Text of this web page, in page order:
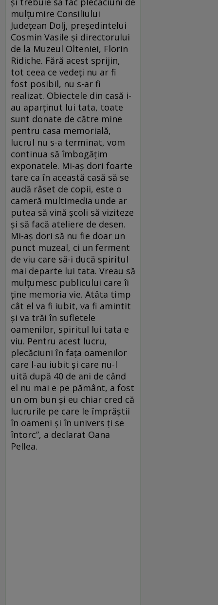
mulțumire Consiliului
Județean Dolj, președintelui
Cosmin Vasile și directorului
de la Muzeul Olteniei, Florin
Ridiche. Fără acest sprijin,
tot ceea ce vedeți nu ar fi
fost posibil, nu s-ar fi
realizat. Obiectele din casă i-
au aparținut lui tata, toate
sunt donate de către mine
pentru casa memorială,
lucrul nu s-a terminat, vom
continua să îmbogățim
exponatele. Mi-aș dori foarte
tare ca în această casă să se
audă râset de copii, este o
cameră multimedia unde ar
putea să vină școli să viziteze
și să facă ateliere de desen.
Mi-aș dori să nu fie doar un
punct muzeal, ci un ferment
de viu care să-i ducă spiritul
mai departe lui tata. Vreau să
mulțumesc publicului care îi
ține memoria vie. Atâta timp
cât el va fi iubit, va fi amintit
și va trăi în sufletele
oamenilor, spiritul lui tata e
viu. Pentru acest lucru,
plecăciuni în fața oamenilor
care l-au iubit și care nu-l
uită după 40 de ani de când
el nu mai e pe pământ, a fost
un om bun și eu chiar cred că
lucrurile pe care le împrăștii
în oameni și în univers ți se
întorc”, a declarat Oana
Pellea.